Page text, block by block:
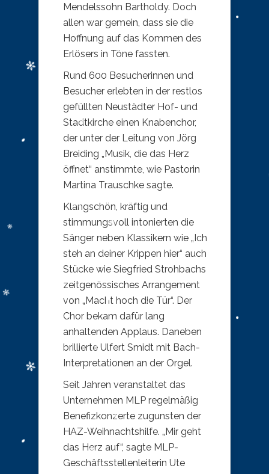
Mendelssohn Bartholdy. Doch
allen war gemein, dass sie die
Hoffnung auf das Kommen des
Erlösers in Töne fassten.
Rund 600 Besucherinnen und
Besucher erlebten in der restlos
gefüllten Neustädter Hof- und
Stadtkirche einen Knabenchor,
der unter der Leitung von Jörg
Breiding „Musik, die das Herz
öffnet“ anstimmte, wie Pastorin
Martina Trauschke sagte.
Klangschön, kräftig und
stimmungsvoll intonierten die
Sänger neben Klassikern wie „Ich
steh an deiner Krippen hier“ auch
Stücke wie Siegfried Strohbachs
zeitgenössisches Arrangement
von „Macht hoch die Tür“. Der
Chor bekam dafür lang
anhaltenden Applaus. Daneben
brillierte Ulfert Smidt mit Bach-
Interpretationen an der Orgel.
Seit Jahren veranstaltet das
Unternehmen MLP regelmäßig
Benefizkonzerte zugunsten der
HAZ-Weihnachtshilfe. „Mir geht
das Herz auf“, sagte MLP-
Geschäftsstellenleiterin Ute